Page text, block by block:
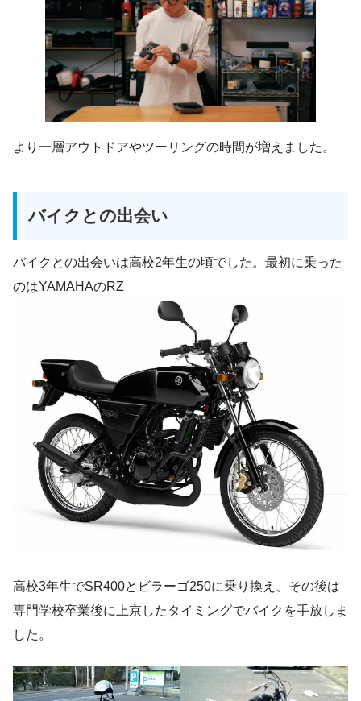
より一層アウトドアやツーリングの時間が増えました。
バイクとの出会い
バイクとの出会いは高校2年生の頃でした。最初に乗った
のはYAMAHAのRZ
高校3年生でSR400とビラーゴ250に乗り換え、その後は
専門学校卒業後に上京したタイミングでバイクを手放しま
した。